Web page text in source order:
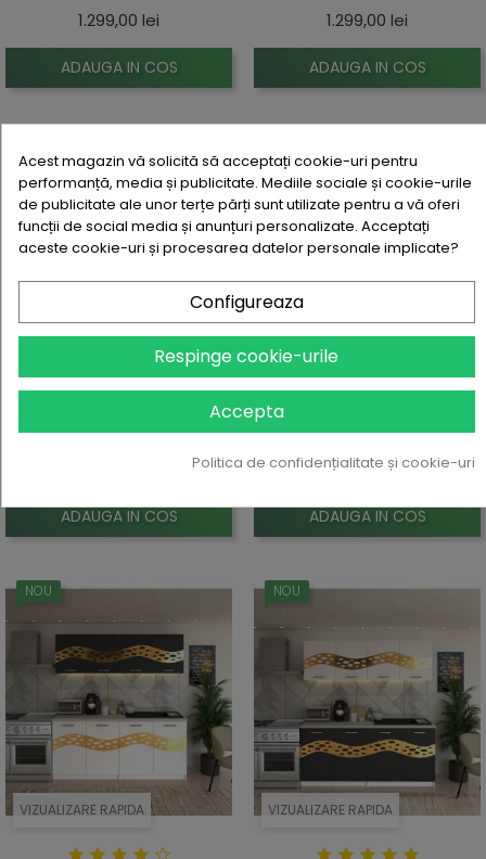
1.299,00 lei
ADAUGA IN COS
1.299,00 lei
ADAUGA IN COS
Bucatarie Melissa Alb (...
ADAUGA IN COS
VIZUALIZARE RAPIDA
Bucatarie Melissa Gri ( Gold )
1.299,00 leiPret
ADAUGA IN COS
VIZUALIZARE RAPIDA
NOU
VIZUALIZARE RAPIDA
NOU
Acest magazin vă solicită să acceptați cookie-uri pentru
performanță, media și publicitate. Mediile sociale și cookie-urile
de publicitate ale unor terțe părți sunt utilizate pentru a vă oferi
funcții de social media și anunțuri personalizate. Acceptați
aceste cookie-uri și procesarea datelor personale implicate?
Configureaza
Respinge cookie-urile
Accepta
Politica de confidențialitate și cookie-uri